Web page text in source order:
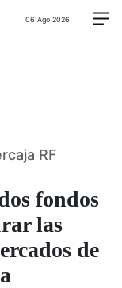
06 Ago 2026
fondos
las
de
RF